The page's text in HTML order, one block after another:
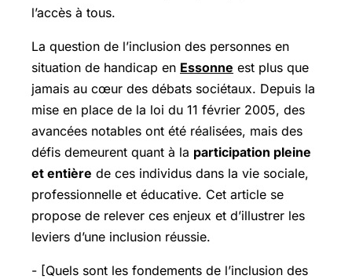
l’accès à tous.
La question de l’inclusion des personnes en
situation de handicap en Essonne est plus que
jamais au cœur des débats sociétaux. Depuis la
mise en place de la loi du 11 février 2005, des
avancées notables ont été réalisées, mais des
défis demeurent quant à la participation pleine
et entière de ces individus dans la vie sociale,
professionnelle et éducative. Cet article se
propose de relever ces enjeux et d’illustrer les
leviers d’une inclusion réussie.
- [Quels sont les fondements de l’inclusion des